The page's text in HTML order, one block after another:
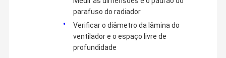
parafuso do radiador
Verificar o diâmetro da lâmina do
ventilador e o espaço livre de
profundidade